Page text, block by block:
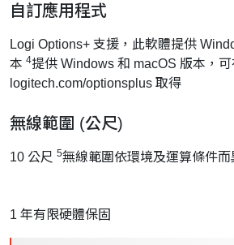
自訂應用程式
Logi Options+ 支援，此軟體提供
本 4提供 Windows 和 macOS 版本，可
logitech.com/optionsplus 取得
無線範圍 (公尺)
10 公尺 5無線範圍依環境及運算條件而
1 年有限硬體保固